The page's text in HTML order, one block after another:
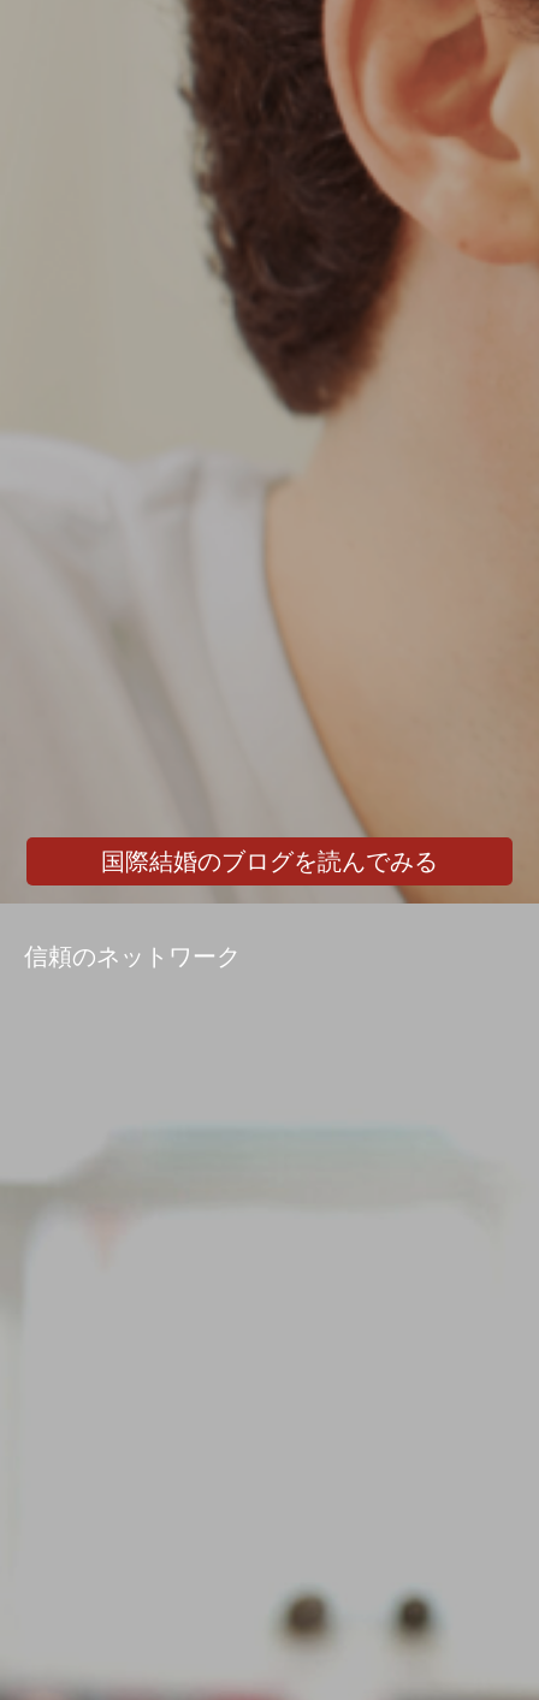
国際結婚のブログを読んでみる
信頼のネットワーク